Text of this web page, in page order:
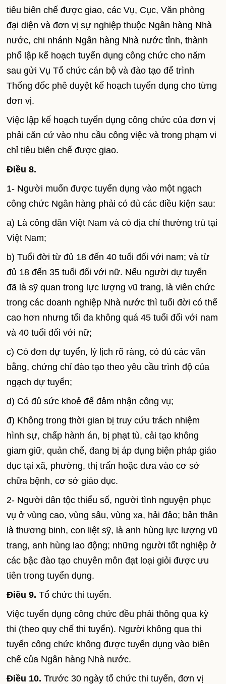
tiêu biên chế được giao, các Vụ, Cục, Văn phòng
đại diện và đơn vị sự nghiệp thuộc Ngân hàng Nhà
nước, chi nhánh Ngân hàng Nhà nước tỉnh, thành
phố lập kế hoạch tuyển dụng công chức cho năm
sau gửi Vụ Tổ chức cán bộ và đào tạo để trình
Thống đốc phê duyệt kế hoạch tuyển dụng cho từng
đơn vị.
Việc lập kế hoạch tuyển dụng công chức của đơn vị
phải căn cứ vào nhu cầu công việc và trong phạm vi
chỉ tiêu biên chế được giao.
Điều 8.
1- Người muốn được tuyển dụng vào một ngạch
công chức Ngân hàng phải có đủ các điều kiện sau:
a) Là công dân Việt Nam và có địa chỉ thường trú tại
Việt Nam;
b) Tuổi đời từ đủ 18 đến 40 tuổi đối với nam; và từ
đủ 18 đến 35 tuổi đối với nữ. Nếu người dự tuyển
đã là sỹ quan trong lực lượng vũ trang, là viên chức
trong các doanh nghiệp Nhà nước thì tuổi đời có thể
cao hơn nhưng tối đa không quá 45 tuổi đối với nam
và 40 tuổi đối với nữ;
c) Có đơn dự tuyển, lý lịch rõ ràng, có đủ các văn
bằng, chứng chỉ đào tạo theo yêu cầu trình độ của
ngạch dự tuyển;
d) Có đủ sức khoẻ để đảm nhận công vụ;
đ) Không trong thời gian bị truy cứu trách nhiệm
hình sự, chấp hành án, bị phạt tù, cải tạo không
giam giữ, quản chế, đang bị áp dụng biện pháp giáo
dục tại xã, phường, thị trấn hoặc đưa vào cơ sở
chữa bệnh, cơ sở giáo dục.
2- Người dân tộc thiểu số, người tình nguyện phục
vụ ở vùng cao, vùng sâu, vùng xa, hải đảo; bản thân
là thương binh, con liệt sỹ, là anh hùng lực lượng vũ
trang, anh hùng lao động; những người tốt nghiệp ở
các bậc đào tạo chuyên môn đạt loại giỏi được ưu
tiên trong tuyển dụng.
Điều 9.Tổ chức thi tuyển.
Việc tuyển dụng công chức đều phải thông qua kỳ
thi (theo quy chế thi tuyển). Người không qua thi
tuyển công chức không được tuyển dụng vào biên
chế của Ngân hàng Nhà nước.
Điều 10.Trước 30 ngày tổ chức thi tuyển, đơn vị